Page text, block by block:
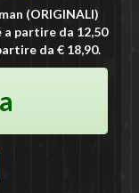
(ORIGINALI)
a partire da 12,50
da € 18,90.